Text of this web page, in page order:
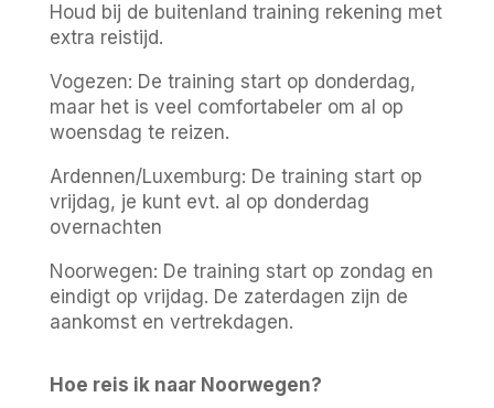
Houd bij de buitenland training rekening met
extra reistijd.
Vogezen: De training start op donderdag,
maar het is veel comfortabeler om al op
woensdag te reizen.
Ardennen/Luxemburg: De training start op
vrijdag, je kunt evt. al op donderdag
overnachten
Noorwegen: De training start op zondag en
eindigt op vrijdag. De zaterdagen zijn de
aankomst en vertrekdagen.
Hoe reis ik naar Noorwegen?